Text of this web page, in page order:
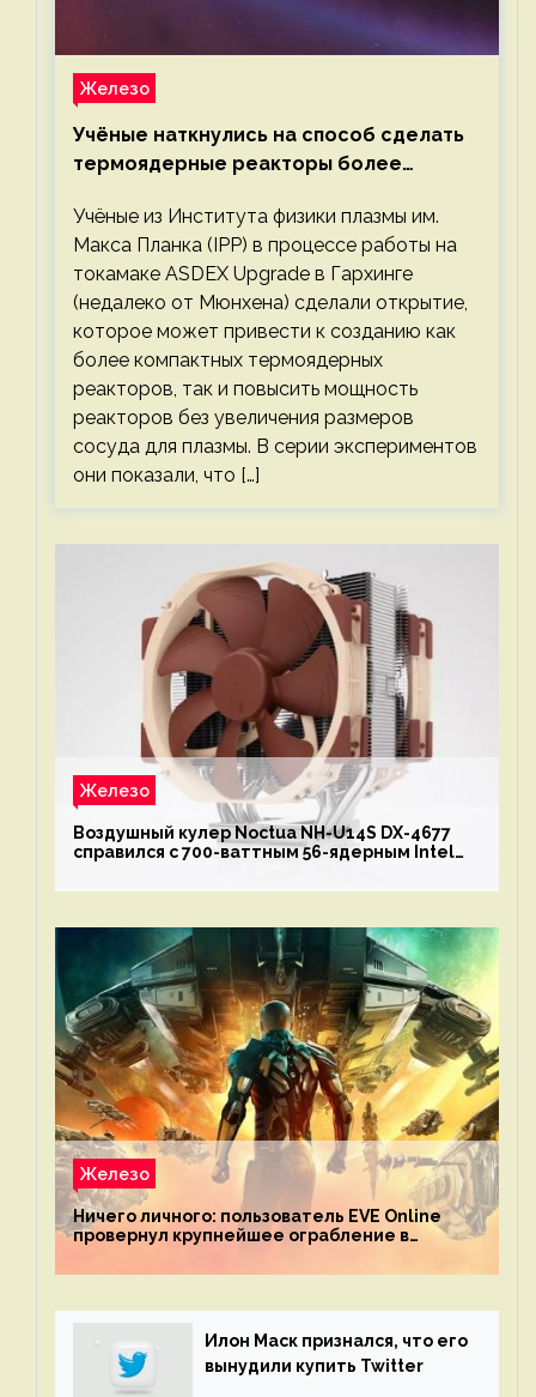
Железо
Учёные наткнулись на способ сделать
термоядерные реакторы более
Учёные из Института физики плазмы им.
Макса Планка (IPP) в процессе работы на
токамаке ASDEX Upgrade в Гархинге
(недалеко от Мюнхена) сделали открытие,
которое может привести к созданию как
более компактных термоядерных
реакторов, так и повысить мощность
реакторов без увеличения размеров
сосуда для плазмы. В серии экспериментов
они показали, что […]
Железо
Воздушный кулер Noctua NH-U14S DX-4677
справился с 700-ваттным 56-ядерным Intel
Железо
Ничего личного: пользователь EVE Online
провернул крупнейшее ограбление в
механике
Илон Маск признался, что его
вынудили купить Twitter